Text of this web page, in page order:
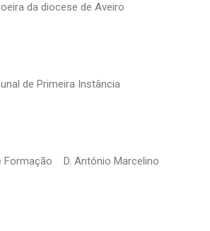
da diocese de Aveiro
de Primeira Instância
D. António Marcelino